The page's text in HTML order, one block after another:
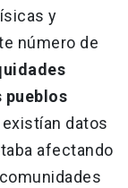
y
número de
pueblos
datos
afectando